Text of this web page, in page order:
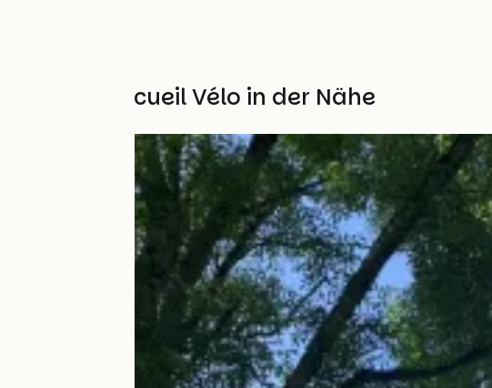
Weitere Accueil Vélo in der Nähe